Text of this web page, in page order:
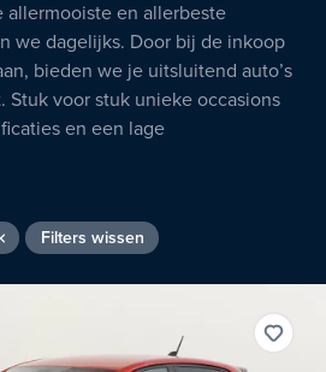
allermooiste en allerbeste
we dagelijks. Door bij de inkoop
bieden we je uitsluitend auto’s
Stuk voor stuk unieke occasions
en een lage
Filters wissen